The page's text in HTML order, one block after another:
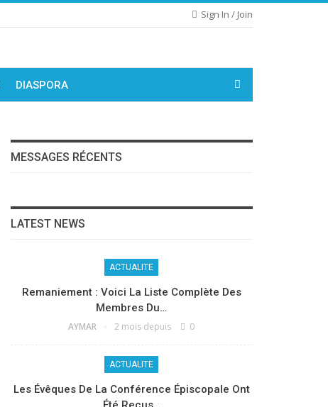
Sign In / Join
DIASPORA
MESSAGES RÉCENTS
LATEST NEWS
ACTUALITE
Remaniement : Voici La Liste Complète Des
Membres Du…
AYMAR 2 mois depuis 0
ACTUALITE
Les Évêques De La Conférence Épiscopale Ont